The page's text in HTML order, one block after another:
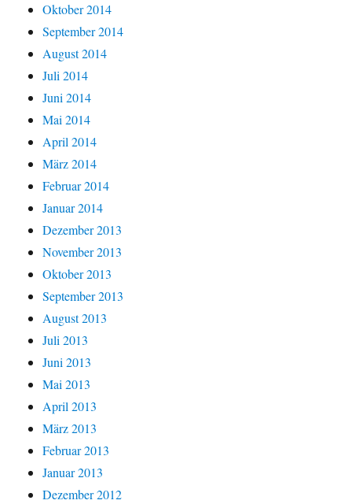
Oktober 2014
September 2014
August 2014
Juli 2014
Juni 2014
Mai 2014
April 2014
März 2014
Februar 2014
Januar 2014
Dezember 2013
November 2013
Oktober 2013
September 2013
August 2013
Juli 2013
Juni 2013
Mai 2013
April 2013
März 2013
Februar 2013
Januar 2013
Dezember 2012